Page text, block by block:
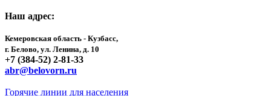
Наш адрес:
Кемеровская область - Кузбасс,
г. Белово, ул. Ленина, д. 10
+7 (384-52) 2-81-33
abr@belovorn.ru
Горячие линии для населения